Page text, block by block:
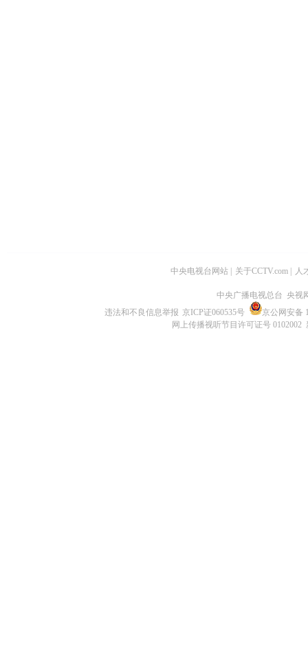
中央电视台网站 关于CCTV.com 人
中央广播电视总台 央视
违法和不良信息举报 京ICP证060535号
京公网安备
网上传播视听节目许可证号 0102002